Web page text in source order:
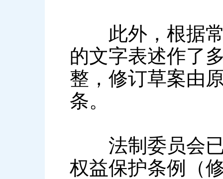
此外，根据常
的文字表述作了
整，修订草案由
条。
法制委员会已
权益保护条例（